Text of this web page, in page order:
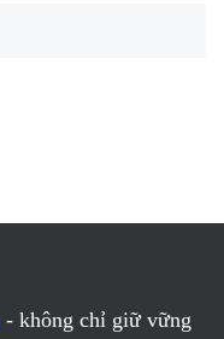
- không chỉ giữ vững